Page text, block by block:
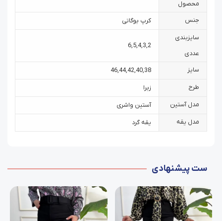
محصول
جنس کرپ بوگاتی
سایزبندی
عددی
2
,
3
,
4
,
5
,
6
سایز 38
,
40
,
42
,
44
,
46
طرح زبرا
مدل آستین آستین واشری
مدل یقه یقه گرد
ست پیشنهادی